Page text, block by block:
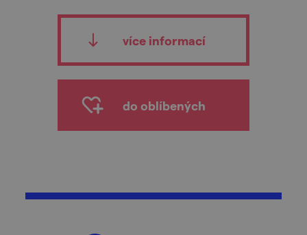
více informací
do oblíbených